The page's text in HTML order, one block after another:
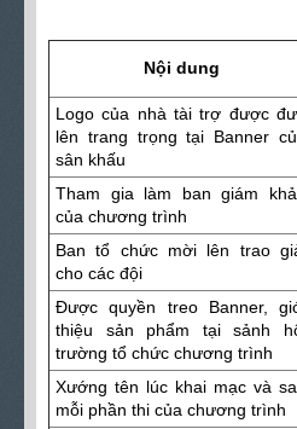
Nội dung
Logo của nhà tài trợ được
lên trang trọng tại Banner
sân khấu
Tham gia làm ban giám
của chương trình
Ban tổ chức mời lên trao
cho các đội
Được quyền treo Banner,
thiệu sản phẩm tại sảnh
trường tổ chức chương trình
Xướng tên lúc khai mạc và
mỗi phần thi của chương trình